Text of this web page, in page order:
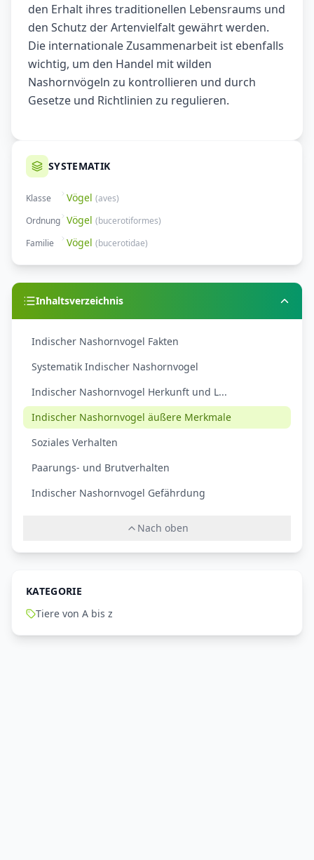
den Erhalt ihres traditionellen Lebensraums und
den Schutz der Artenvielfalt gewährt werden.
Die internationale Zusammenarbeit ist ebenfalls
wichtig, um den Handel mit wilden
Nashornvögeln zu kontrollieren und durch
Gesetze und Richtlinien zu regulieren.
SYSTEMATIK
Klasse Vögel (aves)
Ordnung Vögel (bucerotiformes)
Familie
Vögel (bucerotidae)
Inhaltsverzeichnis
Indischer Nashornvogel Fakten
Systematik Indischer Nashornvogel
Indischer Nashornvogel Herkunft und L...
Indischer Nashornvogel äußere Merkmale
Soziales Verhalten
Paarungs- und Brutverhalten
Indischer Nashornvogel Gefährdung
Nach oben
KATEGORIE
Tiere von A bis z